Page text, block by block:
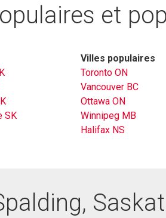
et
SK
Villes populaires
Toronto ON
Vancouver BC
Ottawa ON
Winnipeg MB
Halifax NS